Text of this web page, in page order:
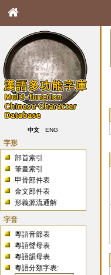
中文 ENG
字形
部首索引
筆畫索引
甲骨部件表
金文部件表
形義源流通解
字音
粵語音節表
粵語聲母表
粵語韻母表
粵語分類字表: